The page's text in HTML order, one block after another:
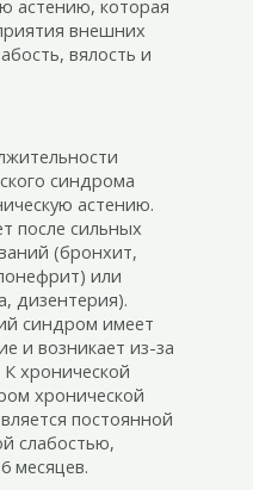
астению, которая
внешних
вялость и
синдрома
астению.
после сильных
(бронхит,
или
дизентерия).
синдром имеет
и возникает из-за
К хронической
хронической
постоянной
слабостью,
месяцев.